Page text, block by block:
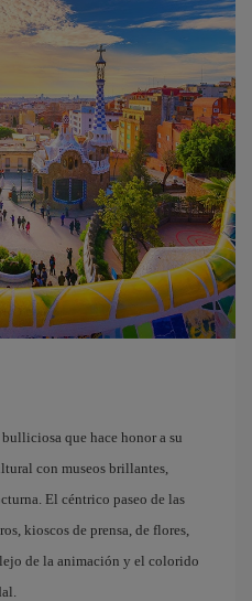
que hace honor a su
con museos brillantes,
El céntrico paseo de las
kioscos de prensa, de flores,
de la animación y el colorido